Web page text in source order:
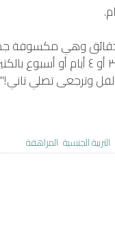
وترجعى تصلي تاني!"
التربية الجنسية المراهقة